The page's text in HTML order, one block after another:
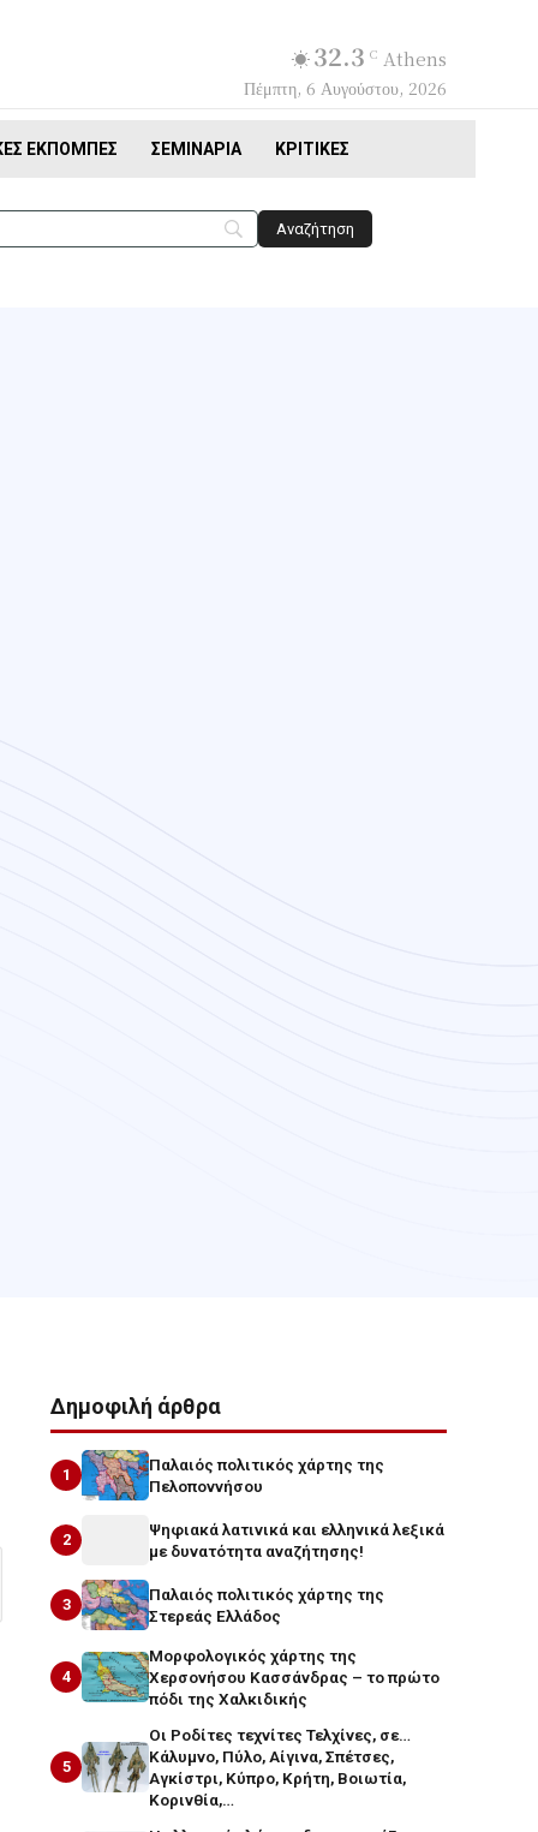
32.3 C Athens
Πέμπτη, 6 Αυγούστου, 2026
ΕΚΠΟΜΠΈΣ ΣΕΜΙΝΆΡΙΑ ΚΡΙΤΙΚΈΣ
Δημοφιλή άρθρα
1
Παλαιός πολιτικός χάρτης της
Πελοποννήσου
2
Ψηφιακά λατινικά και ελληνικά λεξικά
με δυνατότητα αναζήτησης!
3
Παλαιός πολιτικός χάρτης της
Στερεάς Ελλάδος
4
Μορφολογικός χάρτης της
Χερσονήσου Κασσάνδρας – το πρώτο
πόδι της Χαλκιδικής
5
Οι Ροδίτες τεχνίτες Τελχίνες, σε…
Κάλυμνο, Πύλο, Αίγινα, Σπέτσες,
Αγκίστρι, Κύπρο, Κρήτη, Βοιωτία,
Κορινθία,…